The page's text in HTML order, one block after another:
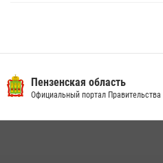
Военнослужащие Росгвардии в
просветительской лекции Общества
Пензенская область
Официальный портал Правительства